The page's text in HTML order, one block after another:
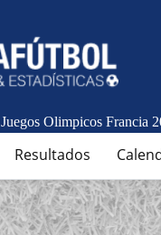
Juegos Olimpicos Francia
Resultados